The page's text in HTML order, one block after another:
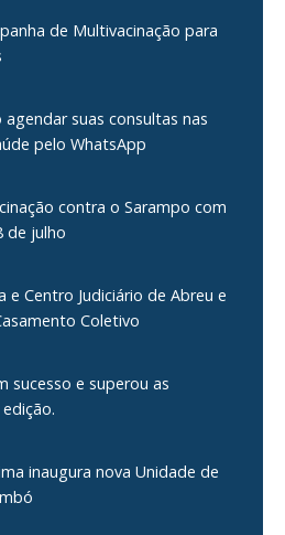
de Multivacinação para
suas consultas nas
pelo WhatsApp
contra o Sarampo com
de julho
e Centro Judiciário de Abreu e
Coletivo
sucesso e superou as
inaugura nova Unidade de